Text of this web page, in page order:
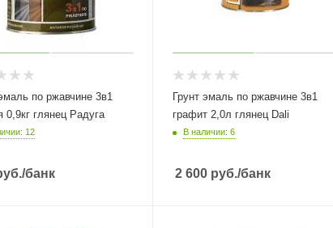
по ржавчине 3в1
0,9кг глянец Радуга
12
/банк
Грунт эмаль по ржавчине 3в1
графит 2,0л глянец Dali
В наличии: 6
2 600 руб./банк